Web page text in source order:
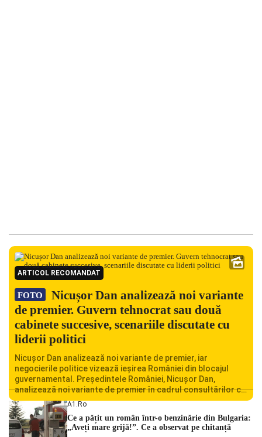
ARTICOL RECOMANDAT
FOTO
Nicușor Dan analizează noi variante
de premier. Guvern tehnocrat sau două
cabinete succesive, scenariile discutate cu
liderii politici
Nicușor Dan analizează noi variante de premier, iar
negocierile politice vizează ieșirea României din blocajul
guvernamental. Președintele României, Nicușor Dan,
analizează noi variante de premier în cadrul consultărilor cu
liderii politici. Ciprian Ciucu vorbește despre scenariul unui
guvern tehnocrat și despre posibilitatea a două cabinete
succesive. Nicușor Dan analizează noi variante de premier
România traversează […]
A1.ro
Ce a pățit un român într-o benzinărie din Bulgaria:
„Aveți mare grijă!”. Ce a observat pe chitanță